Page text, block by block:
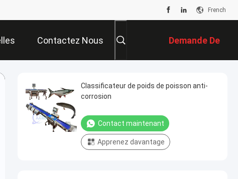
French
Contactez Nous Demande De
Soumission
Classificateur de poids de poisson anti-
corrosion
Contact maintenant
Apprenez davantage